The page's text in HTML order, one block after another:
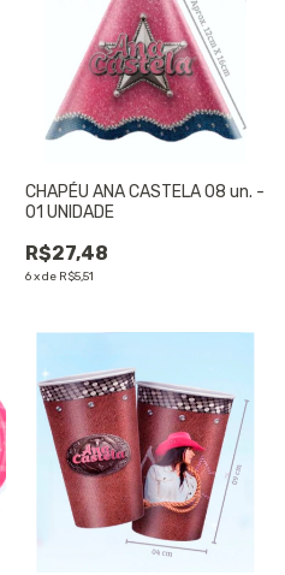
CHAPÉU ANA CASTELA 08 un. -
01 UNIDADE
R$27,48
6xde R$5,51